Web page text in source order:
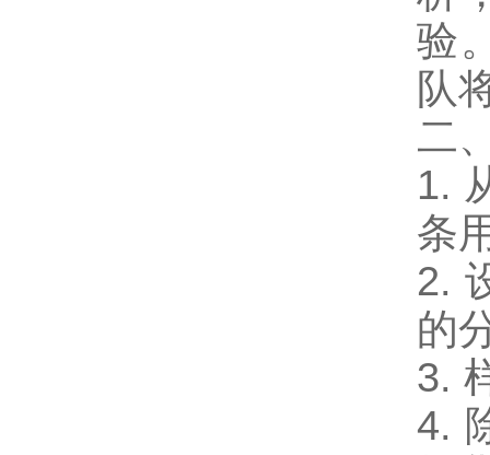
验
队
二
1.
条
2.
的
3.
4.